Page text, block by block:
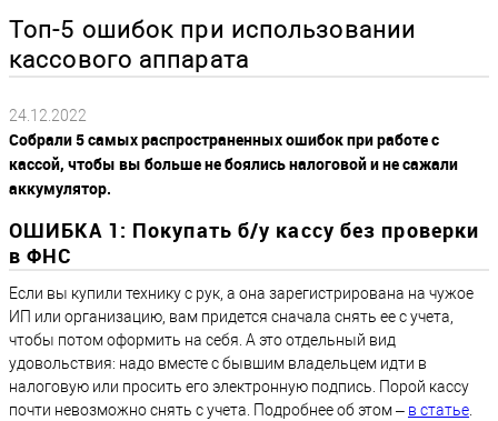
Топ-5 ошибок при использовании
кассового аппарата
24.12.2022
Собрали 5 самых распространенных ошибок при работе с
кассой, чтобы вы больше не боялись налоговой и не сажали
аккумулятор.
ОШИБКА 1: Покупать б/у кассу без проверки
в ФНС
Если вы купили технику с рук, а она зарегистрирована на чужое
ИП или организацию, вам придется сначала снять ее с учета,
чтобы потом оформить на себя. А это отдельный вид
удовольствия: надо вместе с бывшим владельцем идти в
налоговую или просить его электронную подпись. Порой кассу
почти невозможно снять с учета. Подробнее об этом – в статье.